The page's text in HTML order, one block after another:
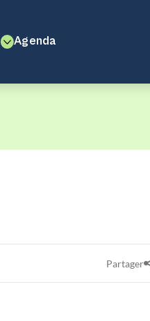
Agenda
Partager